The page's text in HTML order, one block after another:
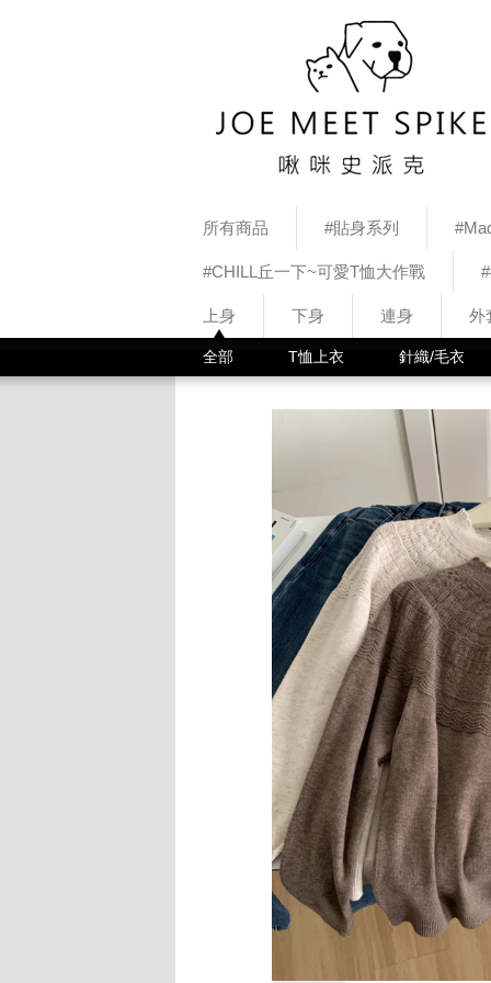
所有商品 #貼身系列
#CHILL丘一下~可愛T恤大作戰
上身 下身 連身 外
全部 T恤上衣 針織/毛衣